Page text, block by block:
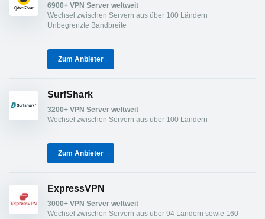
6900+ VPN Server weltweit
Wechsel zwischen Servern aus über 100 Ländern
Unbegrenzte Bandbreite
Zum Anbieter
SurfShark
3200+ VPN Server weltweit
Wechsel zwischen Servern aus über 100 Ländern
Zum Anbieter
ExpressVPN
3000+ VPN Server weltweit
Wechsel zwischen Servern aus über 94 Ländern sowie 160